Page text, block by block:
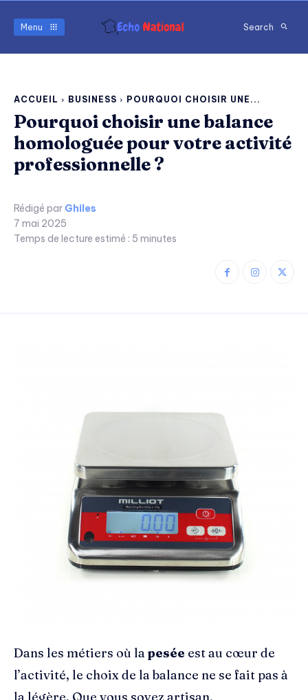
Menu Search
ACCUEIL BUSINESS POURQUOI CHOISIR UNE...
Pourquoi choisir une balance
homologuée pour votre activité
professionnelle ?
Rédigé par Ghiles
7 mai 2025
Temps de lecture estimé : 5 minutes
Dans les métiers où la pesée est au cœur de
l’activité, le choix de la balance ne se fait pas à
la légère. Que vous soyez artisan,